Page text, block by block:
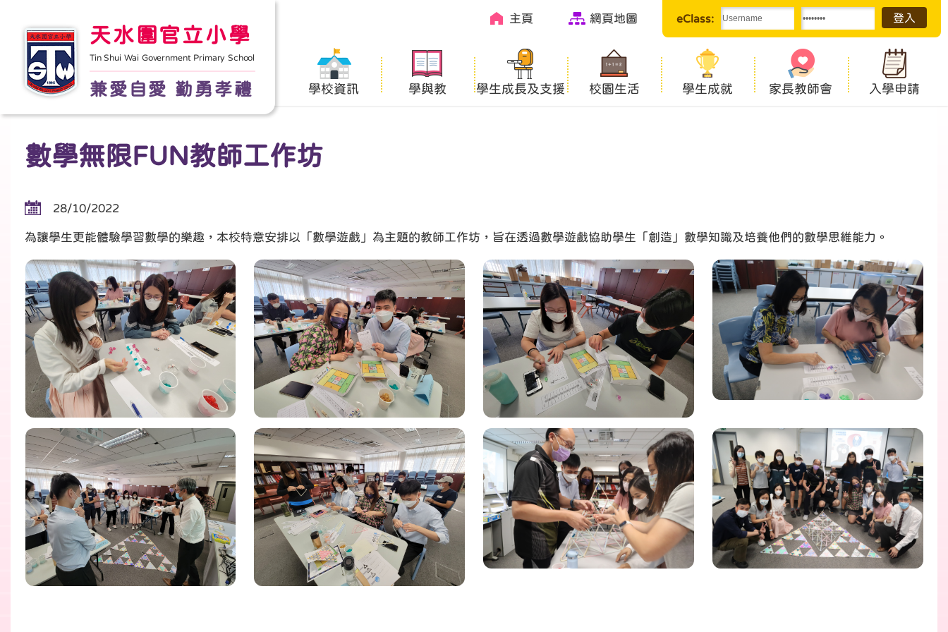
天水圍官立小學
Tin Shui Wai Government Primary School
兼愛自愛 勤勇孝禮
eClass:
主頁 網頁地圖
學校資訊 學與教 學生成長及支援 校園生活 學生成就 家長教師會 入學申請
數學無限FUN教師工作坊
28/10/2022
為讓學生更能體驗學習數學的樂趣，本校特意安排以「數學遊戲」為主題的教師工作坊，旨在透過數學遊戲協助學生「創造」數學知識及培養他們的數學思維能力。